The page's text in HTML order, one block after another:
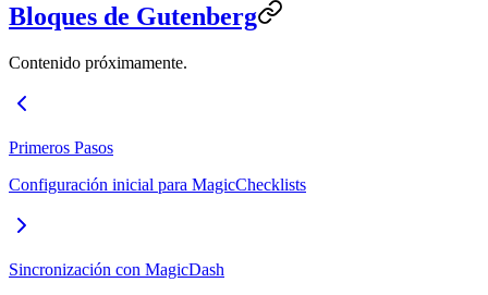
Bloques de Gutenberg
Contenido próximamente.
Primeros Pasos
Configuración inicial para MagicChecklists
Sincronización con MagicDash